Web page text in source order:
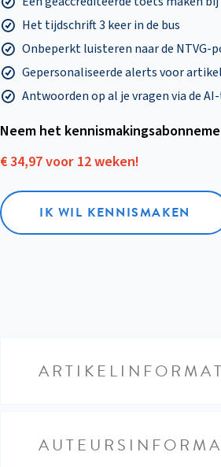
Het tijdschrift 3 keer in de bus
Onbeperkt luisteren naar de NTVG-
Gepersonaliseerde alerts voor
Antwoorden op al je vragen via de
Neem het
€ 34,97 voor 12 weken!
IK WIL KENNISMAKEN